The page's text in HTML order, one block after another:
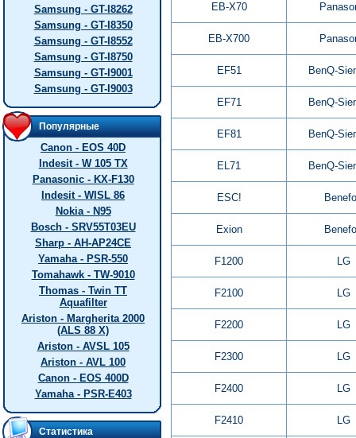
Samsung - GT-I8262
Samsung - GT-I8350
Samsung - GT-I8552
Samsung - GT-I8750
Samsung - GT-I9001
Samsung - GT-I9003
Популярные
Canon - EOS 40D
Indesit - W 105 TX
Panasonic - KX-F130
Indesit - WISL 86
Nokia - N95
Bosch - SRV55T03EU
Sharp - AH-AP24CE
Yamaha - PSR-550
Tomahawk - TW-9010
Thomas - Twin TT
Aquafilter
Ariston - Margherita 2000
(ALS 88 X)
Ariston - AVSL 105
Ariston - AVL 100
Canon - EOS 400D
Yamaha - PSR-E403
Статистика
EB-X70
EB-X700
EF51 BenQ-
EF71 BenQ-
EF81 BenQ-
EL71 BenQ-
ESC!
Exion
F1200 LG
F2100 LG
F2200 LG
F2300 LG
F2400 LG
F2410 LG